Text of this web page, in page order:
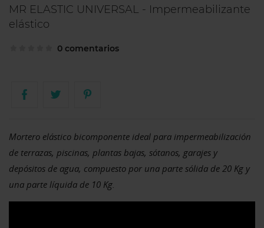
MR ELASTIC UNIVERSAL - Impermeabilizante
elástico
0 comentarios
Mortero elástico bicomponente ideal para impermeabilización
de terrazas, piscinas, plantas bajas, sótanos, garajes y
depósitos de agua, compuesto por una parte sólida de 20 Kg y
una parte líquida de 10 Kg.